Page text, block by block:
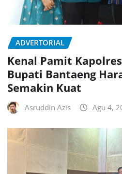
ADVERTORIAL
Kenal Pamit
Bupati Bantaeng
Semakin Kuat
Asruddin Azis Agu 4,